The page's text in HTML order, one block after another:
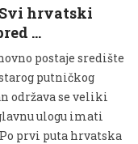
Svi hrvatski
…
postaje središte
putničkog
održava se veliki
ulogu imati
prvi puta hrvatska